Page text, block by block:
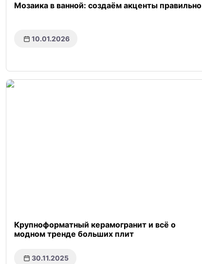
Мозаика в ванной: создаём акценты правильно
10.01.2026
Крупноформатный керамогранит и всё о
модном тренде больших плит
30.11.2025